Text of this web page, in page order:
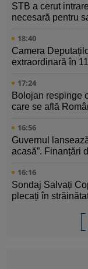
STB a cerut
necesară pentru
18:40
Camera
extraordinară în
17:24
Bolojan respinge
care se află
16:56
Guvernul
acasă”. Finanțări
16:16
Sondaj Salvați
plecați în